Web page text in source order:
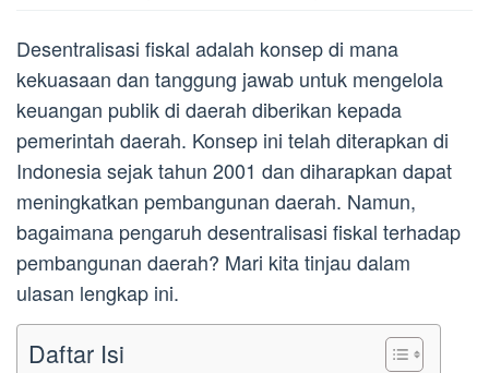
Desentralisasi fiskal adalah konsep di mana
kekuasaan dan tanggung jawab untuk mengelola
keuangan publik di daerah diberikan kepada
pemerintah daerah. Konsep ini telah diterapkan di
Indonesia sejak tahun 2001 dan diharapkan dapat
meningkatkan pembangunan daerah. Namun,
bagaimana pengaruh desentralisasi fiskal terhadap
pembangunan daerah? Mari kita tinjau dalam
ulasan lengkap ini.
Daftar Isi